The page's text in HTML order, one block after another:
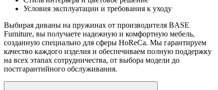
Условия эксплуатации и требования к уходу
Выбирая диваны на пружинах от производителя BASE
Furniture, вы получаете надежную и комфортную мебель,
созданную специально для сферы HoReCa. Мы гарантируем
качество каждого изделия и обеспечиваем полную поддержку
на всех этапах сотрудничества, от выбора модели до
постгарантийного обслуживания.